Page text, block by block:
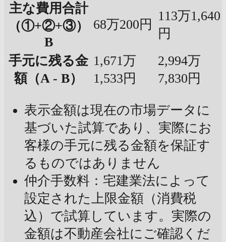
主な費用合計
（①+②+③）
B
68万200円
113万1,640
円
手元に残る金
額（A - B）
1,671万
1,533円
2,994万
7,830円
表示金額は現在の市場データに
基づいた試算であり、実際にお
客様の手元に残る金額を保証す
るものではありません
仲介手数料：宅建業法によって
設定された上限金額（消費税
込）で試算しています。実際の
金額は不動産会社にご確認くだ